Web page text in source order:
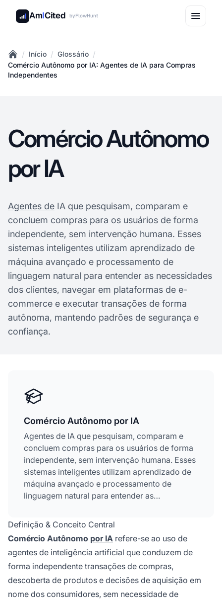
AmICited byFlowHunt
Home
/ Início / Glossário /
Comércio Autônomo por IA: Agentes de IA para Compras
Independentes
Comércio Autônomo
por IA
Agentes de IA que pesquisam, comparam e
concluem compras para os usuários de forma
independente, sem intervenção humana. Esses
sistemas inteligentes utilizam aprendizado de
máquina avançado e processamento de
linguagem natural para entender as necessidades
dos clientes, navegar em plataformas de e-
commerce e executar transações de forma
autônoma, mantendo padrões de segurança e
confiança.
Comércio Autônomo por IA
Agentes de IA que pesquisam, comparam e
concluem compras para os usuários de forma
independente, sem intervenção humana. Esses
sistemas inteligentes utilizam aprendizado de
máquina avançado e processamento de
linguagem natural para entender as
plataformas de e-commerce e executar
transações de forma autônoma, mantendo
padrões de segurança e confiança.
Definição & Conceito Central
Comércio Autônomo por IA refere-se ao uso de
agentes de inteligência artificial que conduzem de
forma independente transações de compras,
descoberta de produtos e decisões de aquisição em
nome dos consumidores, sem necessidade de